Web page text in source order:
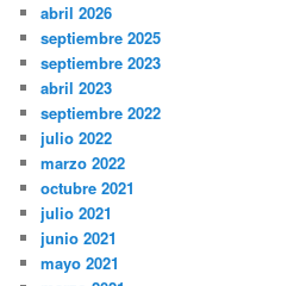
abril 2026
septiembre 2025
septiembre 2023
abril 2023
septiembre 2022
julio 2022
marzo 2022
octubre 2021
julio 2021
junio 2021
mayo 2021